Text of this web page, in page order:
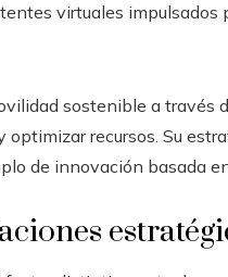
virtuales
sostenible a través
recursos. Su
de innovación basada